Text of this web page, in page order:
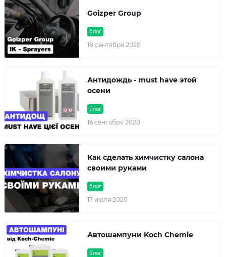
блог
18 сентября 2020
Goizper Group
блог
16 сентября 2020
Антидождь - must have этой
осени
блог
17 июля 2020
Как сделать химчистку салона
своими руками
блог
Автошампуни Koch Chemie